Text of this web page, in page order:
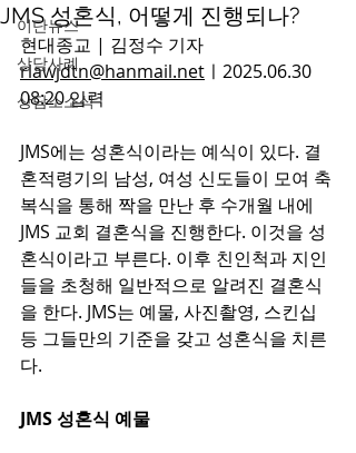
이단뉴스
상담사례
상담소소식
JMS 성혼식, 어떻게 진행되나?
현대종교 | 김정수 기자
rlawjdtn@hanmail.net ㅣ2025.06.30
08:20 입력
JMS에는 성혼식이라는 예식이 있다. 결
혼적령기의 남성, 여성 신도들이 모여 축
복식을 통해 짝을 만난 후 수개월 내에
JMS 교회 결혼식을 진행한다. 이것을 성
혼식이라고 부른다. 이후 친인척과 지인
들을 초청해 일반적으로 알려진 결혼식
을 한다. JMS는 예물, 사진촬영, 스킨십
등 그들만의 기준을 갖고 성혼식을 치른
다.
JMS 성혼식 예물